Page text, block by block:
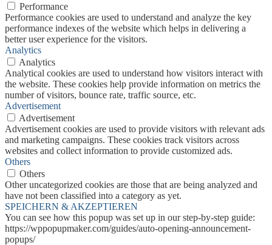
Performance
Performance cookies are used to understand and analyze the key
performance indexes of the website which helps in delivering a
better user experience for the visitors.
Analytics
Analytics
Analytical cookies are used to understand how visitors interact with
the website. These cookies help provide information on metrics the
number of visitors, bounce rate, traffic source, etc.
Advertisement
Advertisement
Advertisement cookies are used to provide visitors with relevant ads
and marketing campaigns. These cookies track visitors across
websites and collect information to provide customized ads.
Others
Others
Other uncategorized cookies are those that are being analyzed and
have not been classified into a category as yet.
SPEICHERN & AKZEPTIEREN
You can see how this popup was set up in our step-by-step guide:
https://wppopupmaker.com/guides/auto-opening-announcement-
popups/